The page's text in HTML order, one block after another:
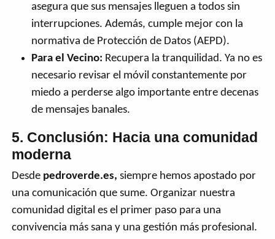
asegura que sus mensajes lleguen a todos sin
interrupciones. Además, cumple mejor con la
normativa de Protección de Datos (AEPD).
Para el Vecino: Recupera la tranquilidad. Ya no es
necesario revisar el móvil constantemente por
miedo a perderse algo importante entre decenas
de mensajes banales.
5. Conclusión: Hacia una comunidad
moderna
Desde pedroverde.es, siempre hemos apostado por
una comunicación que sume. Organizar nuestra
comunidad digital es el primer paso para una
convivencia más sana y una gestión más profesional.